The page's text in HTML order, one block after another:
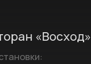
«Восход»